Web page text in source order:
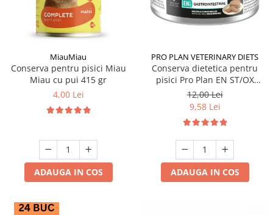
MiauMiau
Conserva pentru pisici Miau
Miau cu pui 415 gr
4,00 Lei
ADAUGA IN COS
PRO PLAN VETERINARY DIETS
Conserva dietetica pentru
pisici Pro Plan EN ST/OX
Gastrointestinal 195 gr
12,00 Lei
9,58 Lei
ADAUGA IN COS